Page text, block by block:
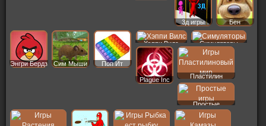
3д игры Бен
Энгри Бердз Сим Мыши Поп Ит
Хэппи Вилс Симуляторы
Plague Inc
Пластилин
Простые